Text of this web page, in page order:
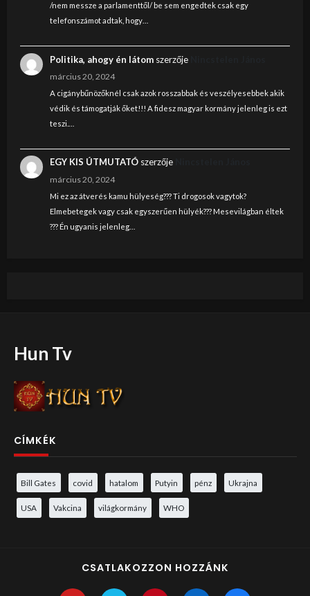
/nem messze a parlamenttől/ be sem engedtek csak egy
telefonszámot adtak, hogy…
Politika, ahogy én látomszerzője
március 20, 2024
A cigánybűnözőknél csak azok rosszabbak és veszélyesebbek akik
védik és támogatják őket!!! A fidesz magyar kormány jelenleg is ezt
teszi.…
EGY KIS ÚTMUTATÓszerzője
március 20, 2024
Mi ez az átverés kamu hülyeség??? Ti drogosok vagytok?
Elmebetegek vagy csak egyszerűen hülyék??? Mesevilágban éltek
??? Én ugyanis jelenleg…
Hun Tv
CÍMKÉK
Bill Gates covid hatalom Putyin pénz Ukrajna
USA Vakcina világkormány WHO
CSATLAKOZZON HOZZÁNK